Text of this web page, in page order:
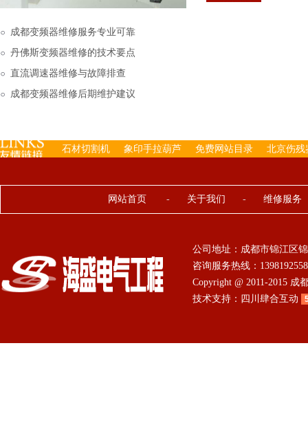
下来的，机内已经存有
成都变频器维修服务专业可靠
丹佛斯变频器维修的技术要点
直流调速器维修与故障排查
成都变频器维修后期维护建议
石材切割机 象印手拉葫芦 免费网站目录 北京伤残
网站首页 - 关于我们 - 维修服务
公司地址：成都市锦江区
咨询服务热线：
Copyright @ 2011-2015
技术支持： 四川肆合互动